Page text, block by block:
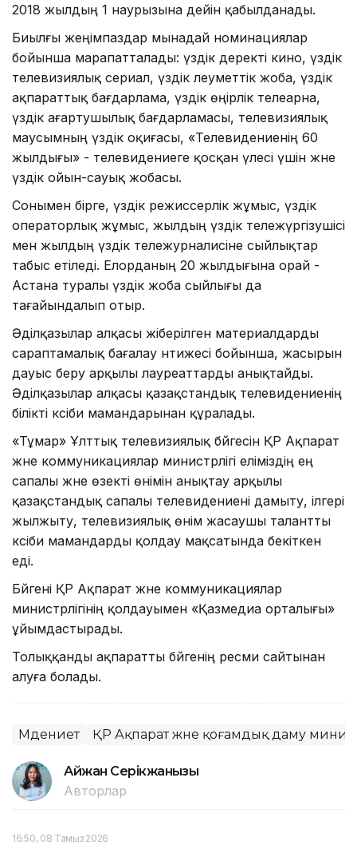
2018 жылдың 1 наурызына дейін қабылданады.
Биылғы жеңімпаздар мынадай номинациялар
бойынша марапатталады: үздік деректі кино, үздік
телевизиялық сериал, үздік әлеуметтік жоба, үздік
ақпараттық бағдарлама, үздік өңірлік телеарна,
үздік ағартушылық бағдарламасы, телевизиялық
маусымның үздік оқиғасы, «Телевидениенің 60
жылдығы» - телевидениеге қосқан үлесі үшін және
үздік ойын-сауық жобасы.
Сонымен бірге, үздік режиссерлік жұмыс, үздік
операторлық жұмыс, жылдың үздік тележүргізушісі
мен жылдың үздік тележурналисіне сыйлықтар
табыс етіледі. Елорданың 20 жылдығына орай -
Астана туралы үздік жоба сыйлығы да
тағайындалып отыр.
Әділқазылар алқасы жіберілген материалдарды
сараптамалық бағалау нәтижесі бойынша, жасырын
дауыс беру арқылы лауреаттарды анықтайды.
Әділқазылар алқасы қазақстандық телевидениенің
білікті кәсіби мамандарынан құралады.
«Тұмар» Ұлттық телевизиялық бәйгесін ҚР Ақпарат
және коммуникациялар министрлігі еліміздің ең
сапалы және өзекті өнімін анықтау арқылы
қазақстандық сапалы телевидениені дамыту, ілгері
жылжыту, телевизиялық өнім жасаушы талантты
кәсіби мамандарды қолдау мақсатында бекіткен
еді.
Бәйгені ҚР Ақпарат және коммуникациялар
министрлігінің қолдауымен «Қазмедиа орталығы»
ұйымдастырады.
Толыққанды ақпаратты бәйгенің ресми сайтынан
алуға болады.
Мәдениет ҚР Ақпарат және қоғамдық даму
Айжан Серікжанқызы
Авторлар
16:50, 08 Тамыз 2026